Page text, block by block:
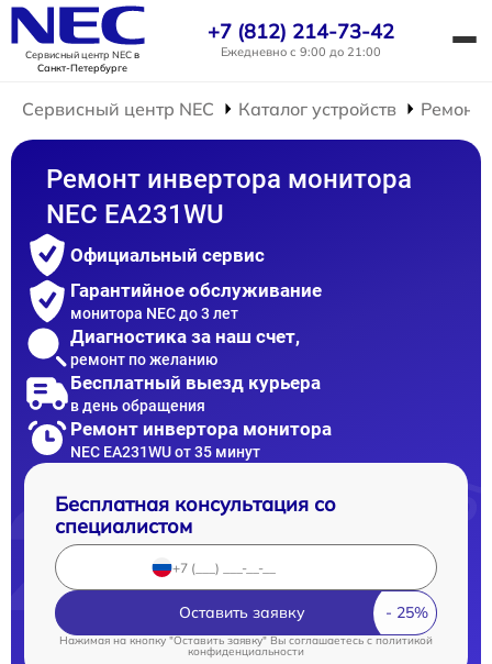
Сервисный центр NECв
Санкт-Петербурге
+7 (812) 214-73-42
Ежедневно с 9:00 до 21:00
Сервисный центр NEC Каталог устройств Ремонт
Ремонт инвертора монитора
NEC EA231WU
Официальный сервис
Гарантийное обслуживание
монитора NEC до 3 лет
Диагностика за наш счет,
ремонт по желанию
Бесплатный выезд курьера
в день обращения
Ремонт инвертора монитора
NEC EA231WU от 35 минут
Бесплатная консультация со
специалистом
Оставить заявку
Нажимая на кнопку "Оставить заявку" Вы соглашаетесь cполитикой
конфиденциальности